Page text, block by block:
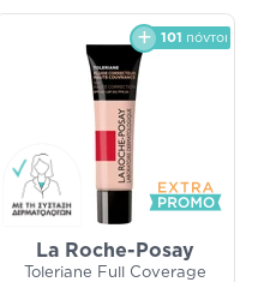
101 πόντοι
La Roche-Posay
Toleriane Full Coverage